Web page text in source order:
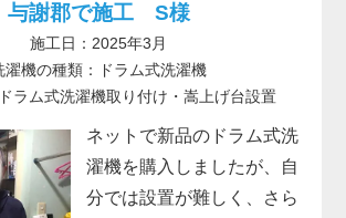
与謝郡で施工 S様
施工日：2025年3月
濯機の種類：ドラム式洗濯機
ラム式洗濯機取り付け・嵩上げ台設置
ネットで新品のドラム式洗
濯機を購入しましたが、自
分では設置が難しく、さら